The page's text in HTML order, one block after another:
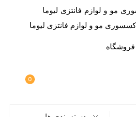
مو و لوازم فانتزی لیوما
فروشگاه
0